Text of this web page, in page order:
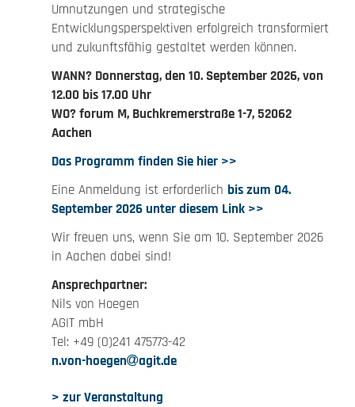
Umnutzungen und strategische
Entwicklungsperspektiven erfolgreich transformiert
und zukunftsfähig gestaltet werden können.
WANN? Donnerstag, den 10. September 2026, von
12.00 bis 17.00 Uhr
WO? forum M, Buchkremerstraße 1-7, 52062
Aachen
Das Programm finden Sie hier >>
Eine Anmeldung ist erforderlich bis zum 04.
September 2026 unter diesem Link >>
Wir freuen uns, wenn Sie am 10. September 2026
in Aachen dabei sind!
Ansprechpartner:
Nils von Hoegen
AGIT mbH
Tel: +49 (0)241 475773-42
n.von-hoegen
agit.de
> zur Veranstaltung